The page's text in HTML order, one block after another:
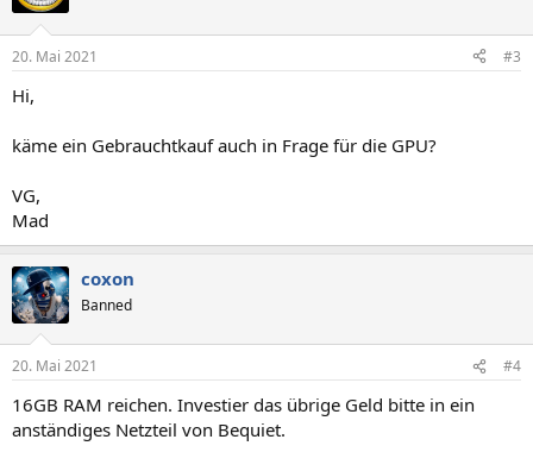
20. Mai 2021 #3
Hi,
käme ein Gebrauchtkauf auch in Frage für die GPU?
VG,
Mad
coxon
Banned
20. Mai 2021 #4
16GB RAM reichen. Investier das übrige Geld bitte in ein
anständiges Netzteil von Bequiet.